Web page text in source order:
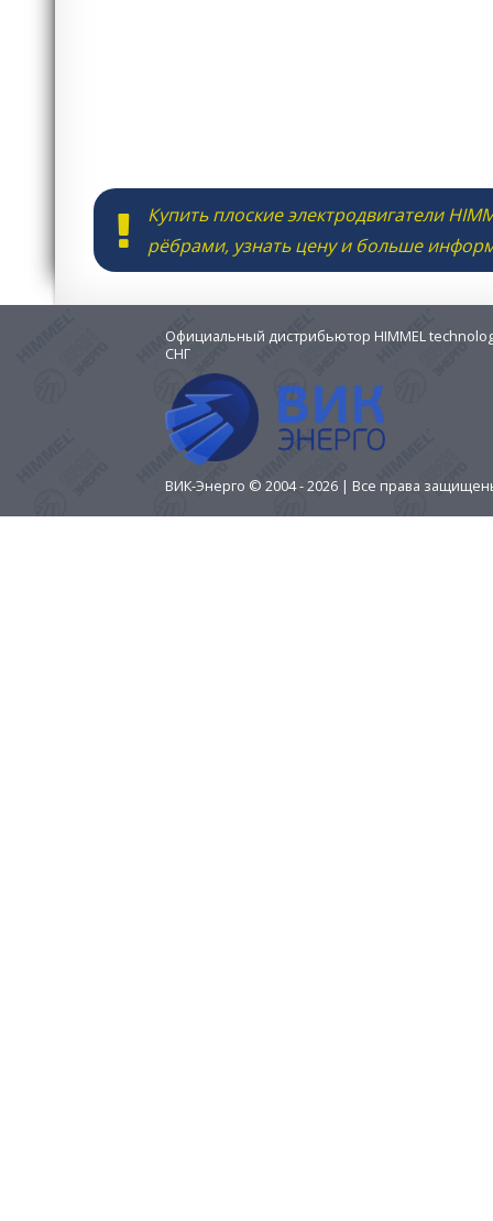
Купить плоские электродвигатели
рёбрами, узнать цену и больше
Официальный дистрибьютор HIMMEL
СНГ
ВИК-Энерго © 2004 - 2026 | Все права